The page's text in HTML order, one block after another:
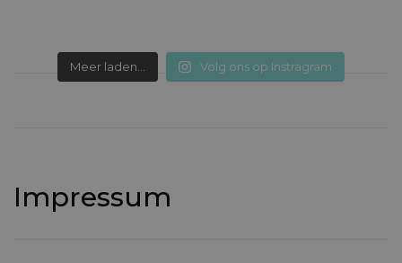
Meer laden... Volg ons op Instragram
Impressum